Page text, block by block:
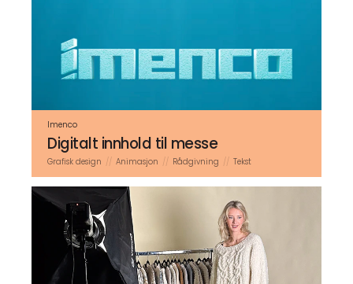
Imenco
Digitalt innhold til messe
Grafisk design Animasjon Rådgivning Tekst